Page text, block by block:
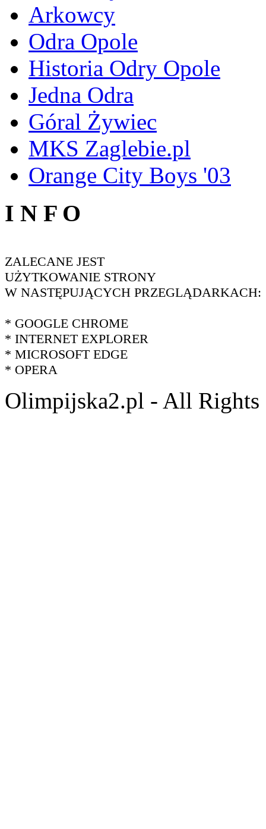
Arkowcy
Odra Opole
Historia Odry Opole
Jedna Odra
Góral Żywiec
MKS Zaglebie.pl
Orange City Boys '03
I N F O
ZALECANE JEST
UŻYTKOWANIE STRONY
W NASTĘPUJĄCYCH PRZEGLĄDARKACH:
* GOOGLE CHROME
* INTERNET EXPLORER
* MICROSOFT EDGE
* OPERA
Olimpijska2.pl - All Rights